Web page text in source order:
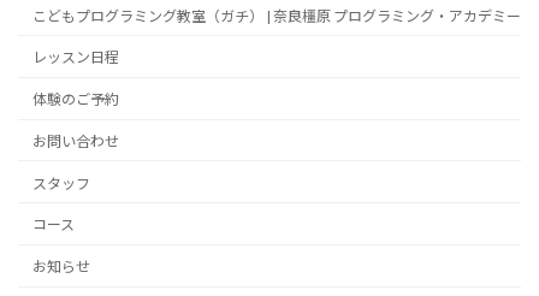
こどもプログラミング教室（ガチ） | 奈良橿原 プログラミング・アカデミー
レッスン日程
体験のご予約
お問い合わせ
スタッフ
コース
お知らせ